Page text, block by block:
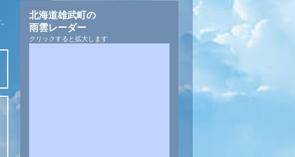
北海道雄武町の
雨雲レーダー
クリックすると拡大します